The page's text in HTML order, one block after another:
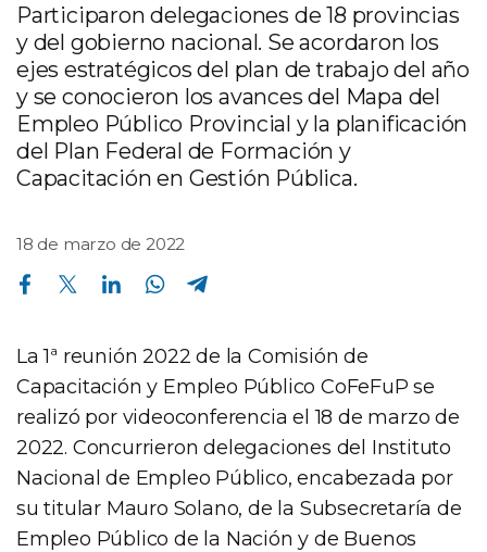
Participaron delegaciones de 18 provincias
y del gobierno nacional. Se acordaron los
ejes estratégicos del plan de trabajo del año
y se conocieron los avances del Mapa del
Empleo Público Provincial y la planificación
del Plan Federal de Formación y
Capacitación en Gestión Pública.
18 de marzo de 2022
Compartir en Facebook Compartir en Twitter Compartir en Linkedin Compartir en Whatsapp
La 1ª reunión 2022 de la Comisión de
Capacitación y Empleo Público CoFeFuP se
realizó por videoconferencia el 18 de marzo de
2022. Concurrieron delegaciones del Instituto
Nacional de Empleo Público, encabezada por
su titular Mauro Solano, de la Subsecretaría de
Empleo Público de la Nación y de Buenos